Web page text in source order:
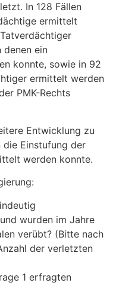
In 128 Fällen
ermittelt
denen ein
konnte, sowie in 92
ermittelt werden
PMK-Rechts
Entwicklung zu
die Einstufung der
werden konnte.
wurden im Jahre
verübt? (Bitte nach
der verletzten
1 erfragten